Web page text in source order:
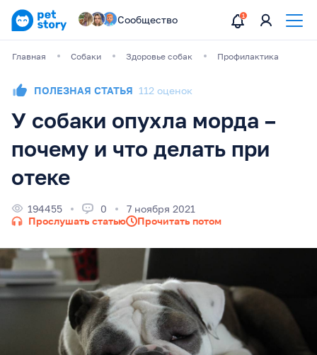
Сообщество
Главная Собаки Здоровье собак Профилактика
ПОЛЕЗНАЯ СТАТЬЯ 112 оценок
У собаки опухла морда –
почему и что делать при
отеке
194455 0
7 ноября 2021
Прослушать статью
Прочитать потом